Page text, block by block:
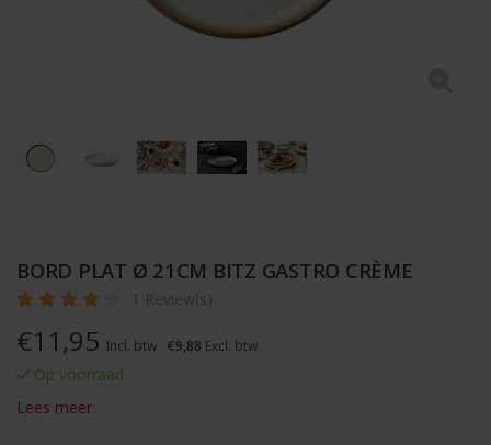
BORD PLAT Ø 21CM BITZ GASTRO CRÈME
1 Review(s)
€11,95 Incl. btw €9,88 Excl. btw
Op voorraad
Lees meer